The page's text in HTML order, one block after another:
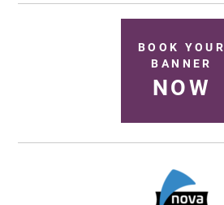
BOOK YOUR
BANNER
NOW